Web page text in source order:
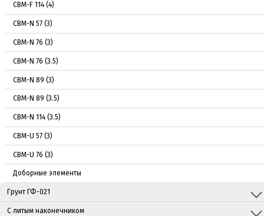
СВМ-F 114 (4)
СВМ-N 57 (3)
СВМ-N 76 (3)
СВМ-N 76 (3.5)
СВМ-N 89 (3)
СВМ-N 89 (3.5)
СВМ-N 114 (3.5)
СВМ-U 57 (3)
СВМ-U 76 (3)
Доборные элементы
Грунт ГФ-021
С литым наконечником